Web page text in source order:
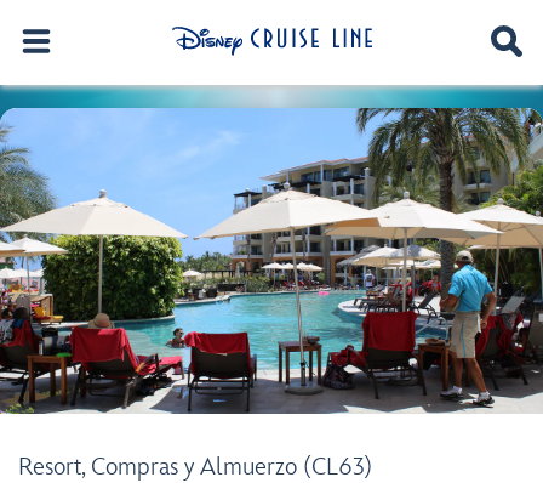
Resort, Compras y Almuerzo (CL63)